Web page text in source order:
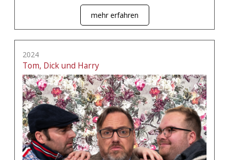
mehr erfahren
2024
Tom, Dick und Harry